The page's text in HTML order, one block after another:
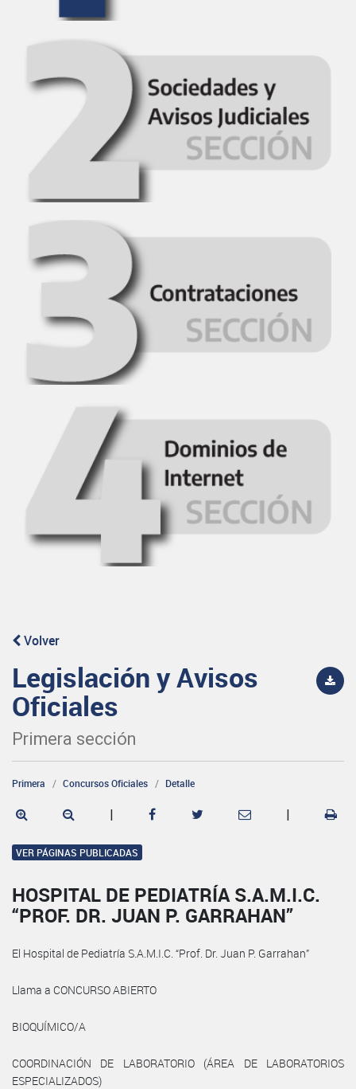
Volver
Legislación y Avisos
Oficiales
Primera sección
Primera Concursos Oficiales Detalle
| |
VER PÁGINAS PUBLICADAS
HOSPITAL DE PEDIATRÍA S.A.M.I.C.
“PROF. DR. JUAN P. GARRAHAN”
El Hospital de Pediatría S.A.M.I.C. “Prof. Dr. Juan P. Garrahan”
Llama a CONCURSO ABIERTO
BIOQUÍMICO/A
COORDINACIÓN DE LABORATORIO (ÁREA DE LABORATORIOS
ESPECIALIZADOS)